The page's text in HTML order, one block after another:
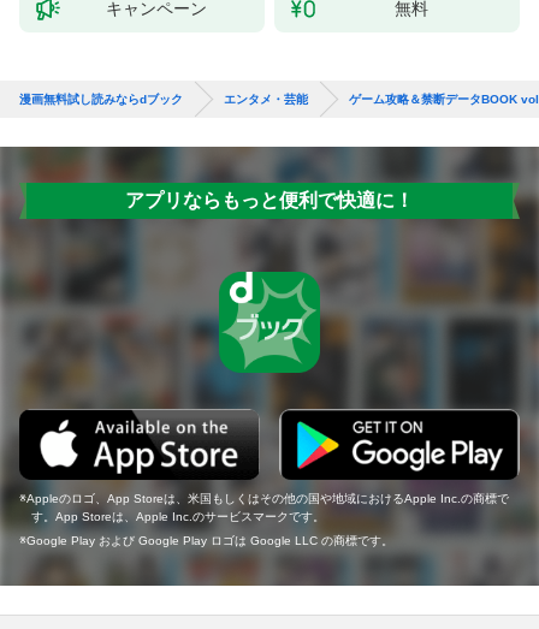
キャンペーン 無料
漫画無料試し読みならdブック エンタメ・芸能 ゲーム攻略＆禁断データBOOK
アプリならもっと便利で快適に！
Appleのロゴ、App Storeは、米国もしくはその他の国や地域におけるApple Inc.の商標で
す。App Storeは、Apple Inc.のサービスマークです。
Google Play および Google Play ロゴは Google LLC の商標です。